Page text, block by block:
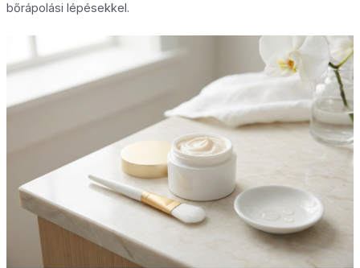
bőrápolási lépésekkel.